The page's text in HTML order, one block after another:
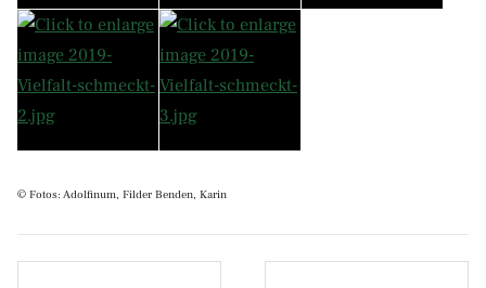
© Fotos: Adolfinum, Filder Benden, Karin